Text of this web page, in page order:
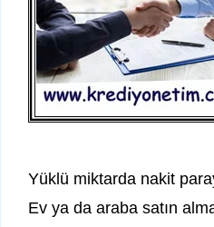
Yüklü miktarda nakit
Ev ya da araba satın